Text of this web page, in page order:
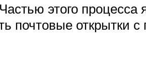
этого процесса
почтовые открытки